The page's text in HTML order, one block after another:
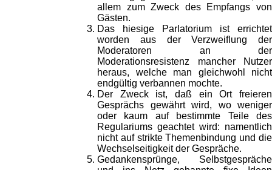
allem zum Zweck des Empfangs von
Gästen.
Das hiesige Parlatorium ist errichtet
worden aus der Verzweiflung der
Moderatoren an der
Moderationsresistenz mancher Nutzer
heraus, welche man gleichwohl nicht
endgültig verbannen mochte.
Der Zweck ist, daß ein Ort freieren
Gesprächs gewährt wird, wo weniger
oder kaum auf bestimmte Teile des
Regulariums geachtet wird: namentlich
nicht auf strikte Themenbindung und die
Wechselseitigkeit der Gespräche.
Gedankensprünge, Selbstgespräche